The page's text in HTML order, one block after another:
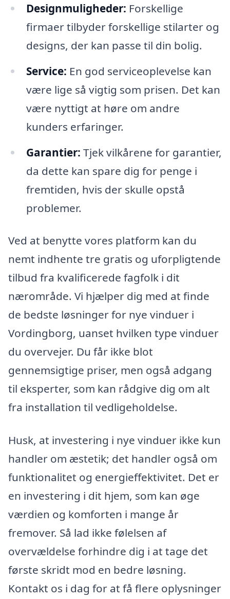
Designmuligheder: Forskellige
firmaer tilbyder forskellige stilarter og
designs, der kan passe til din bolig.
Service: En god serviceoplevelse kan
være lige så vigtig som prisen. Det kan
være nyttigt at høre om andre
kunders erfaringer.
Garantier: Tjek vilkårene for garantier,
da dette kan spare dig for penge i
fremtiden, hvis der skulle opstå
problemer.
Ved at benytte vores platform kan du
nemt indhente tre gratis og uforpligtende
tilbud fra kvalificerede fagfolk i dit
nærområde. Vi hjælper dig med at finde
de bedste løsninger for nye vinduer i
Vordingborg, uanset hvilken type vinduer
du overvejer. Du får ikke blot
gennemsigtige priser, men også adgang
til eksperter, som kan rådgive dig om alt
fra installation til vedligeholdelse.
Husk, at investering i nye vinduer ikke kun
handler om æstetik; det handler også om
funktionalitet og energieffektivitet. Det er
en investering i dit hjem, som kan øge
værdien og komforten i mange år
fremover. Så lad ikke følelsen af
overvældelse forhindre dig i at tage det
første skridt mod en bedre løsning.
Kontakt os i dag for at få flere oplysninger